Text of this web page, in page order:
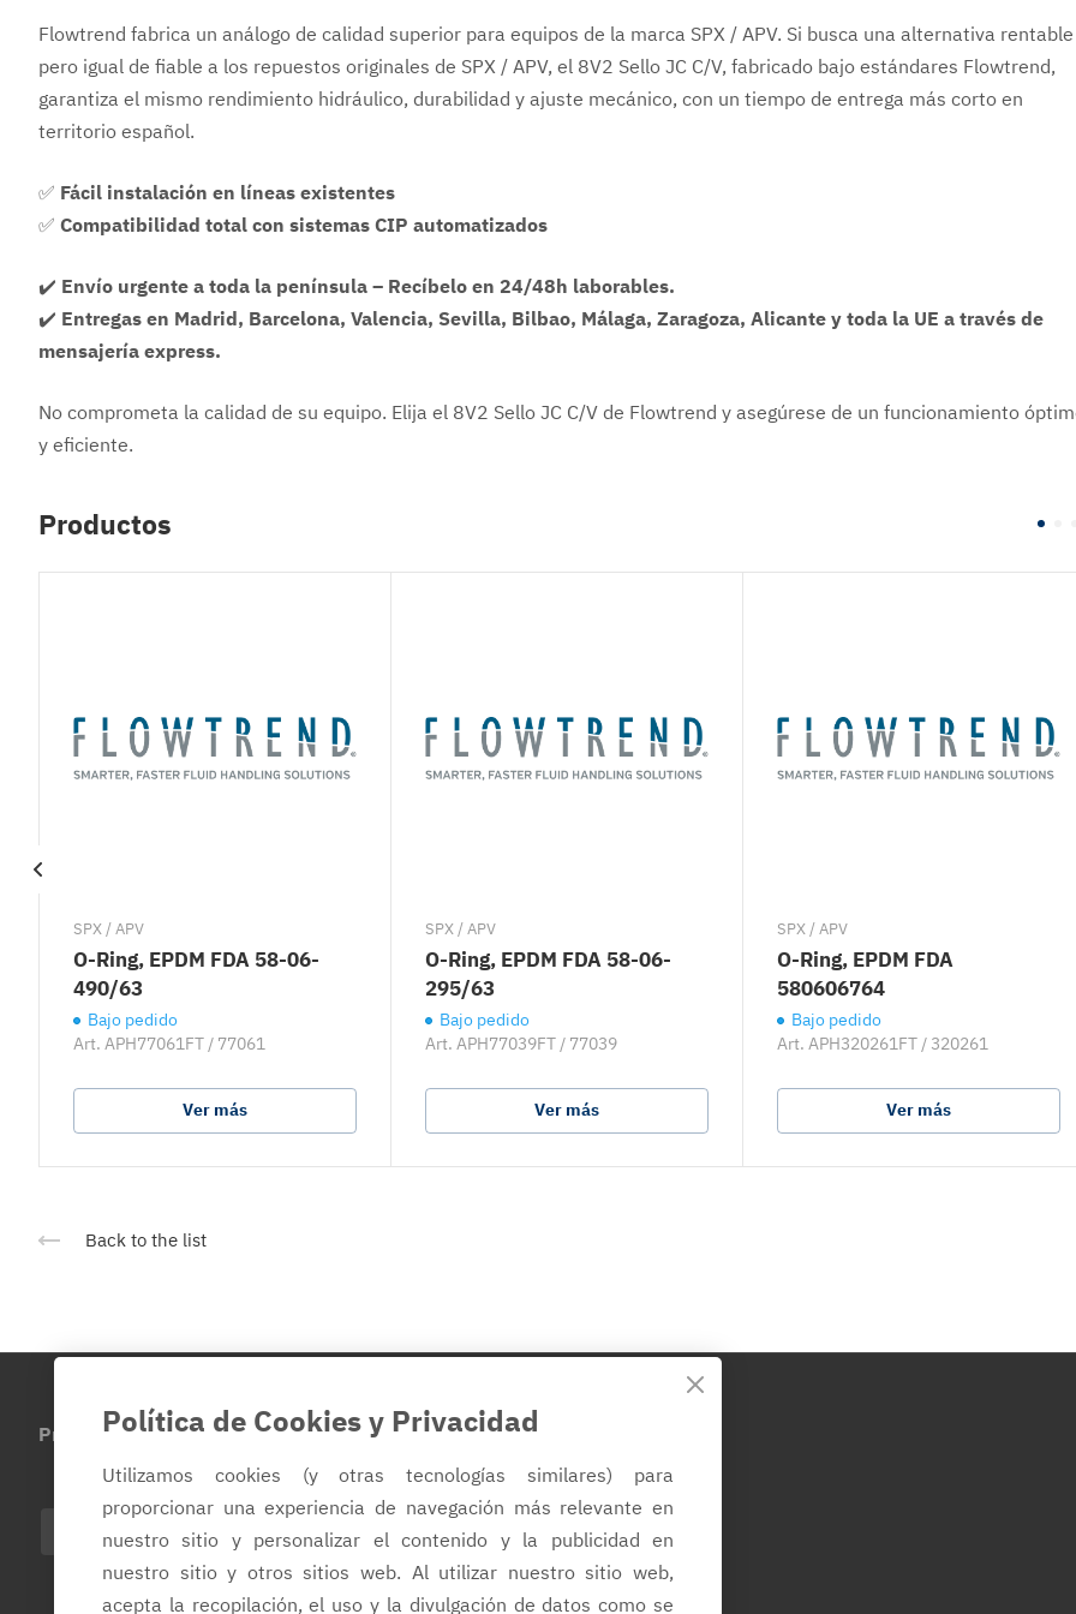
Flowtrend fabrica un análogo de calidad superior para equipos de la marca SPX / APV. Si busca una alternativa rentable
pero igual de fiable a los repuestos originales de SPX / APV, el 8V2 Sello JC C/V, fabricado bajo estándares Flowtrend,
garantiza el mismo rendimiento hidráulico, durabilidad y ajuste mecánico, con un tiempo de entrega más corto en
territorio español.
✅ Fácil instalación en líneas existentes
✅ Compatibilidad total con sistemas CIP automatizados
✔️ Envío urgente a toda la península – Recíbelo en 24/48h laborables.
✔️ Entregas en Madrid, Barcelona, Valencia, Sevilla, Bilbao, Málaga, Zaragoza, Alicante y toda la UE a través de
mensajería express.
No comprometa la calidad de su equipo. Elija el 8V2 Sello JC C/V de Flowtrend y asegúrese de un funcionamiento
y eficiente.
Productos
SPX / APV
O-Ring, EPDM FDA 58-06-
490/63
Bajo pedido
Art. APH77061FT / 77061
Ver más
SPX / APV
O-Ring, EPDM FDA 58-06-
295/63
Bajo pedido
Art. APH77039FT / 77039
Ver más
SPX / APV
O-Ring, EPDM FDA
580606764
Bajo pedido
Art. APH320261FT / 320261
Ver más
Back to the list
Productos Sobre la empresa Contacto
ES
Política de Cookies y Privacidad
Utilizamos cookies (y otras tecnologías similares) para
proporcionar una experiencia de navegación más relevante en
nuestro sitio y personalizar el contenido y la publicidad en
nuestro sitio y otros sitios web. Al utilizar nuestro sitio web,
acepta la recopilación, el uso y la divulgación de datos como se